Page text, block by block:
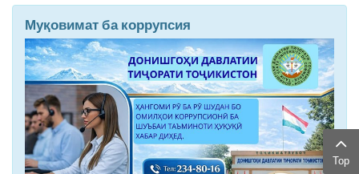
Муқовимат ба коррупсия
Top